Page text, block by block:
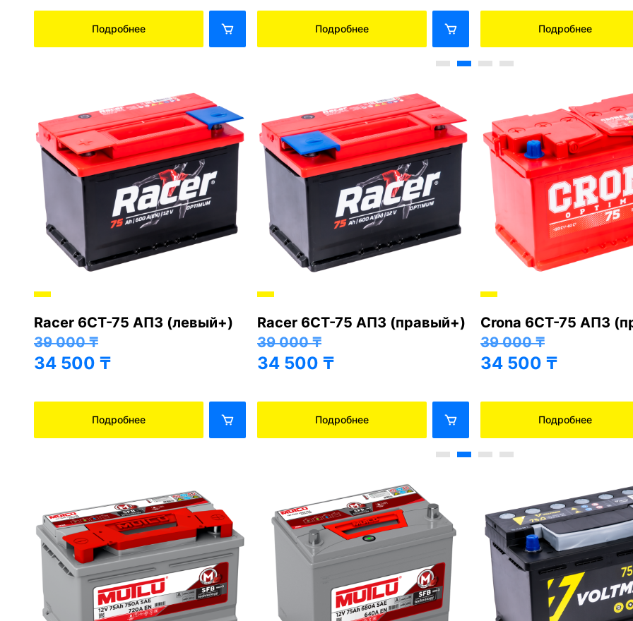
Подробнее Подробнее Подробнее
Racer 6СТ-75 АПЗ (левый+)
39 000₸
34 500 ₸
Подробнее
Racer 6СТ-75 АПЗ (правый+)
39 000₸
34 500 ₸
Подробнее
Crona 6СТ-75 АПЗ
39 000₸
34 500 ₸
Подробнее